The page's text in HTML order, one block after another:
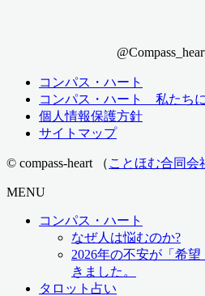
コンパス・ハート
コンパス・ハート 私たち
個人情報保護方針
サイトマップ
© compass-heart （ ことほむ合同会
MENU
コンパス・ハート
なぜ人は悩むのか?
2026年の不安が「希
きました。
タロット占い